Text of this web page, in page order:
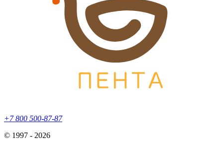
+7 800 500-87-87
© 1997 - 2026